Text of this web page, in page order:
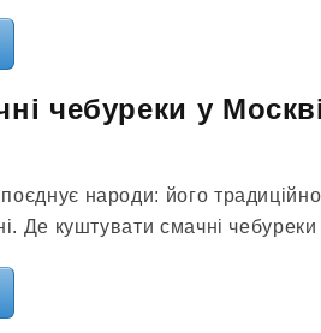
чебуреки у
народи: його традиційно
Де куштувати смачні чебуреки